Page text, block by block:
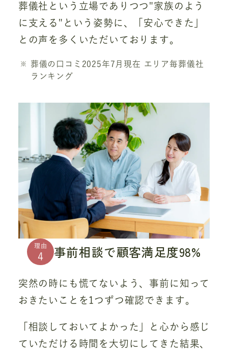
葬儀社という立場でありつつ"家族のよう
に支える"という姿勢に、「安心できた」
との声を多くいただいております。
葬儀の口コミ2025年7月現在 エリア毎葬儀社
ランキング
理由
4 事前相談で顧客満足度98%
突然の時にも慌てないよう、事前に知って
おきたいことを1つずつ確認できます。
「相談しておいてよかった」と心から感じ
ていただける時間を大切にしてきた結果、